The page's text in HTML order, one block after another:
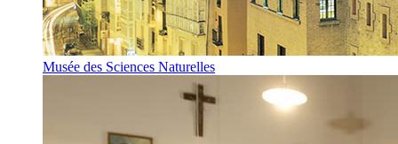
Musée des Sciences Naturelles